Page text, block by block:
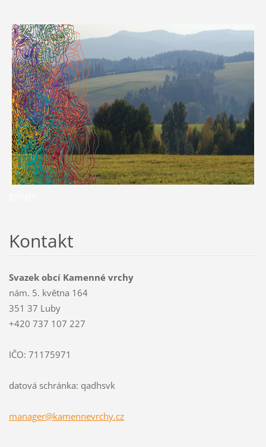
Kontakt
Svazek obcí Kamenné vrchy
nám. 5. května 164
351 37 Luby
+420 737 107 227
IČO: 71175971
datová schránka: qadhsvk
manager@kamennevrchy.cz